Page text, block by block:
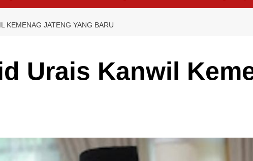
KEMENAG JATENG YANG BARU
Urais Kanwil